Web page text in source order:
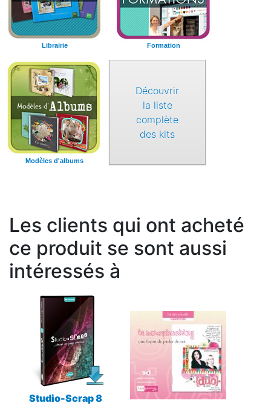
Librairie Formation
Modèles d'albums
Découvrir
la liste
complète
des kits
Les clients qui ont acheté
ce produit se sont aussi
intéressés à
Studio-Scrap 8